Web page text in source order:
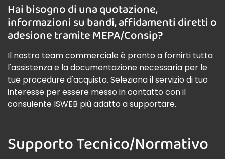
Hai bisogno di una quotazione,
informazioni su bandi, affidamenti diretti o
adesione tramite MEPA/Consip?
Il nostro team commerciale è pronto a fornirti tutta
l'assistenza e la documentazione necessaria per le
tue procedure d'acquisto. Seleziona il servizio di tuo
interesse per essere messo in contatto con il
consulente ISWEB più adatto a supportare.
Supporto Tecnico/Normativo